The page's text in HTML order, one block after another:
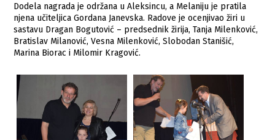
Dodela nagrada je održana u Aleksincu, a Melaniju je pratila
njena učiteljica Gordana Janevska. Radove je ocenjivao žiri u
sastavu Dragan Bogutović – predsednik žirija, Tanja Milenković,
Bratislav Milanović, Vesna Milenković, Slobodan Stanišić,
Marina Biorac i Milomir Kragović.